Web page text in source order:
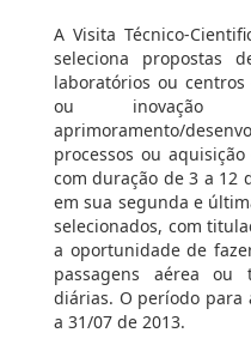
A Visita Técnico-
seleciona propostas
laboratórios ou
ou inovação
aprimoramento/
processos ou
com duração de 3 a 12
em sua segunda e
selecionados, com
a oportunidade de
passagens aérea ou
diárias. O período para
a 31/07 de 2013.